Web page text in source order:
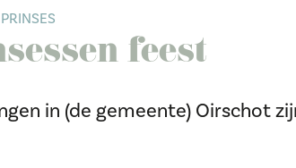
feest
in (de gemeente) Oirschot